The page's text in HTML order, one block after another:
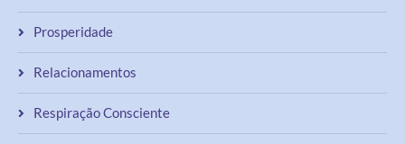
Prosperidade
Relacionamentos
Respiração Consciente